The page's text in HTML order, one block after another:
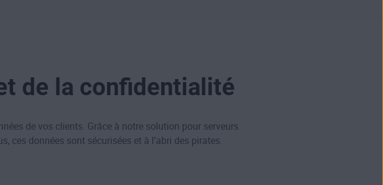
de la confidentialité
de vos clients. Grâce à notre solution pour serveurs
ces données sont sécurisées et à l’abri des pirates.